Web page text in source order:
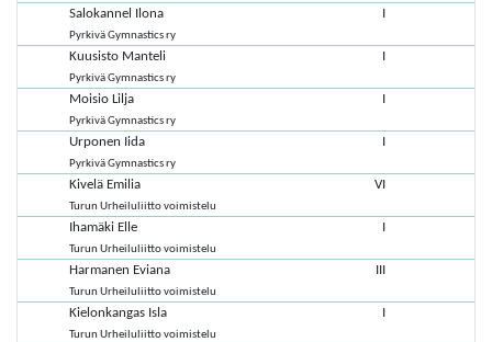
Salokannel Ilona
Pyrkivä Gymnastics ry
I
Kuusisto Manteli
Pyrkivä Gymnastics ry
I
Moisio Lilja
Pyrkivä Gymnastics ry
I
Urponen Iida
Pyrkivä Gymnastics ry
I
Kivelä Emilia
Turun Urheiluliitto voimistelu
VI
Ihamäki Elle
Turun Urheiluliitto voimistelu
I
Harmanen Eviana
Turun Urheiluliitto voimistelu
III
Kielonkangas Isla
Turun Urheiluliitto voimistelu
I